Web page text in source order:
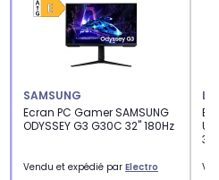
SAMSUNG
Ecran PC Gamer SAMSUNG
ODYSSEY G3 G30C 32'' 180Hz
Vendu et expédié par Electro
LG